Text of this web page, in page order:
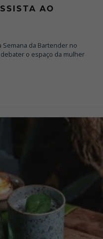
AO
Semana da Bartender no
o espaço da mulher